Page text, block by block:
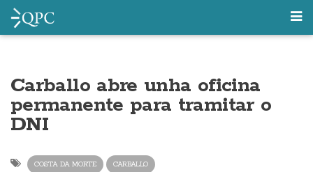
Carballo abre unha oficina
permanente para tramitar o
DNI
COSTA DA MORTE CARBALLO